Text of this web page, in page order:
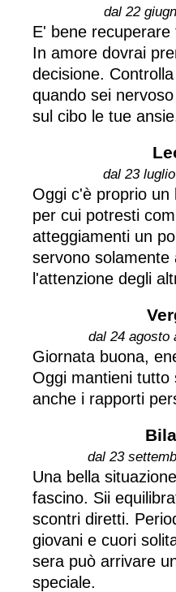
dal 22
E' bene
In amore dovrai
decisione.
quando sei
sul cibo le tue
dal 23
Oggi c'è proprio un
per cui potresti
atteggiamenti un
servono solamente
l'attenzione degli
dal 24 agosto
Giornata buona,
Oggi mantieni tutto
anche i rapporti
dal 23
Una bella
fascino. Sii
scontri diretti.
giovani e cuori
sera può arrivare
speciale.